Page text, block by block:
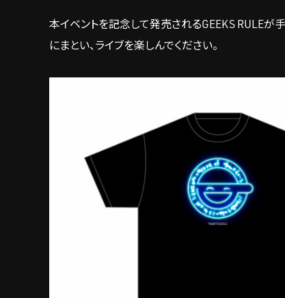
本イベントを記念して発売されるGEEKS RULE
にまとい、ライブを楽しんでください。